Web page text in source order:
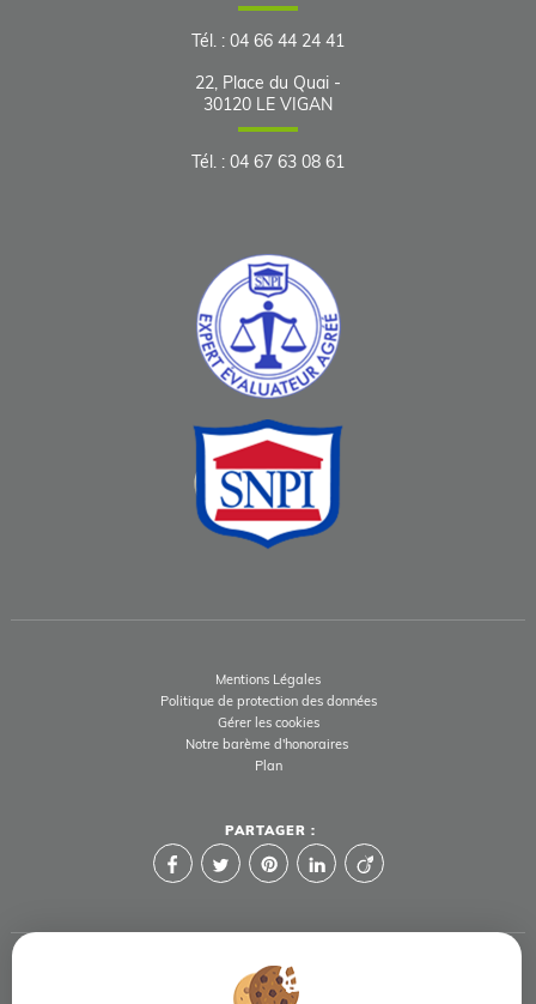
Tél. : 04 66 44 24 41
22, Place du Quai -
30120 LE VIGAN
Tél. : 04 67 63 08 61
Mentions Légales
Politique de protection des données
Gérer les cookies
Notre barème d'honoraires
Plan
PARTAGER :